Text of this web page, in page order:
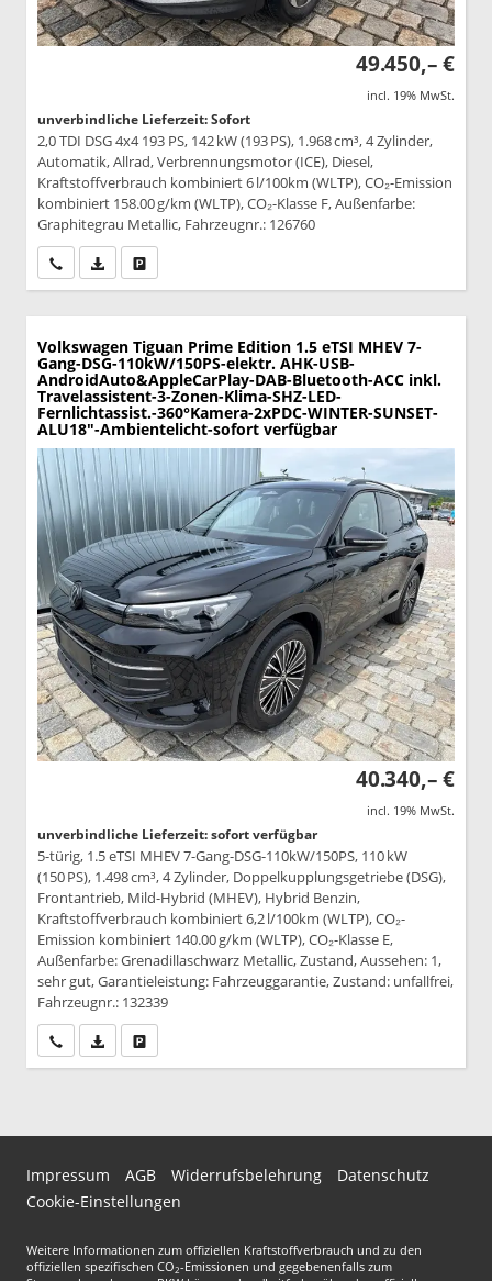
49.450,– €
incl. 19% MwSt.
unverbindliche Lieferzeit: Sofort
2,0 TDI DSG 4x4 193 PS, 142 kW (193 PS), 1.968 cm³, 4 Zylinder,
Automatik, Allrad, Verbrennungsmotor (ICE), Diesel,
Kraftstoffverbrauch kombiniert 6 l/100km (WLTP), CO₂-Emission
kombiniert 158.00 g/km (WLTP), CO₂-Klasse F, Außenfarbe:
Graphitegrau Metallic, Fahrzeugnr.: 126760
Wir rufen Sie anPDF-Datei, Fahrzeugexposé drucken
Volkswagen Tiguan Prime Edition 1.5 eTSI MHEV 7-
Gang-DSG-110kW/150PS-elektr. AHK-USB-
AndroidAuto&AppleCarPlay-DAB-Bluetooth-ACC inkl.
Travelassistent-3-Zonen-Klima-SHZ-LED-
Fernlichtassist.-360°Kamera-2xPDC-WINTER-SUNSET-
ALU18"-Ambientelicht-sofort verfügbar
40.340,– €
incl. 19% MwSt.
unverbindliche Lieferzeit: sofort verfügbar
5-türig, 1.5 eTSI MHEV 7-Gang-DSG-110kW/150PS, 110 kW
(150 PS), 1.498 cm³, 4 Zylinder, Doppelkupplungsgetriebe (DSG),
Frontantrieb, Mild-Hybrid (MHEV), Hybrid Benzin,
Kraftstoffverbrauch kombiniert 6,2 l/100km (WLTP), CO₂-
Emission kombiniert 140.00 g/km (WLTP), CO₂-Klasse E,
Außenfarbe: Grenadillaschwarz Metallic, Zustand, Aussehen: 1,
sehr gut, Garantieleistung: Fahrzeuggarantie, Zustand: unfallfrei,
Fahrzeugnr.: 132339
Wir rufen Sie anPDF-Datei, Fahrzeugexposé drucken
Impressum AGB Widerrufsbelehrung
Datenschutz
Cookie-Einstellungen
Weitere Informationen zum offiziellen Kraftstoffverbrauch und zu den
offiziellen spezifischen CO2-Emissionen und gegebenenfalls zum